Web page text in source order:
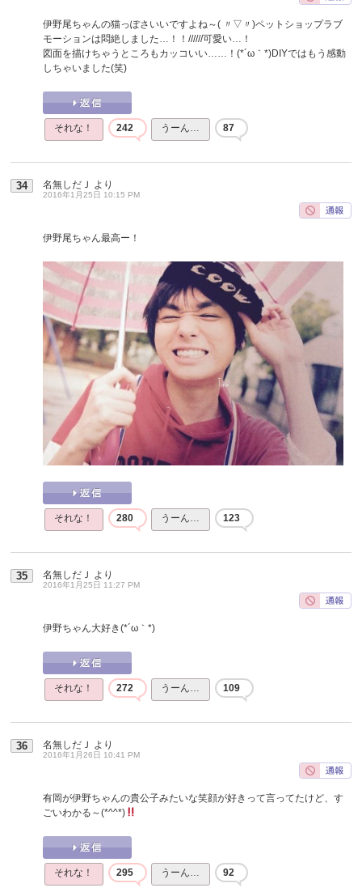
伊野尾ちゃんの猫っぽさいいですよね～( 〃▽〃)ペットショップラブ
モーションは悶絶しました…！！//////可愛い…！
図面を描けちゃうところもカッコいい……！(*´ω｀*)DIYではもう感動
しちゃいました(笑)
それな！ 242 うーん… 87
34 名無しだＪ より
2016年1月25日 10:15 PM
伊野尾ちゃん最高ー！
それな！ 280 うーん… 123
35 名無しだＪ より
2016年1月25日 11:27 PM
伊野ちゃん大好き(*´ω｀*)
それな！ 272 うーん… 109
36 名無しだＪ より
2016年1月26日 10:41 PM
有岡が伊野ちゃんの貴公子みたいな笑顔が好きって言ってたけど、す
ごいわかる～(*^^*)
それな！ 295 うーん… 92